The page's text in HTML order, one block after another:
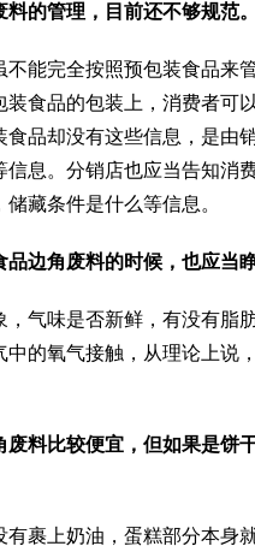
的管理，目前还不够规范。
不能完全按照预包装食品来
装食品的包装上，消费者可
食品却没有这些信息，是由
信息。分销店也应当告知消
藏条件是什么等信息。
边角废料的时候，也应当
，气味是否新鲜，有没有脂
中的氧气接触，从理论上说
废料比较便宜，但如果是饼
有裹上奶油，蛋糕部分本身